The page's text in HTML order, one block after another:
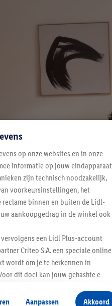
op onze websites en in onze
informatie op jouw eindapparaat
zijn technisch noodzakelijk,
voorkeursinstellingen, het
binnen en buiten de Lidl-
aankoopgedrag in de winkel ook
een Lidl Plus-account
Criteo S.A. een speciale online
wordt om je te herkennen in
dit doel kan jouw gehashte e-
Aanpassen Akkoord